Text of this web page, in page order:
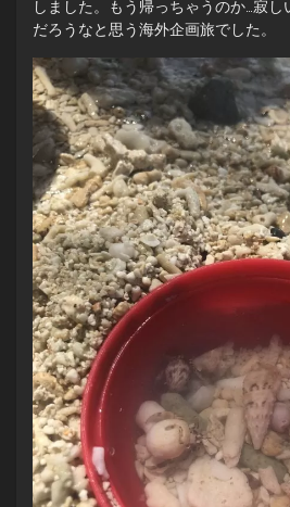
しました。もう帰っちゃうのか…寂
だろうなと思う海外企画旅でした。